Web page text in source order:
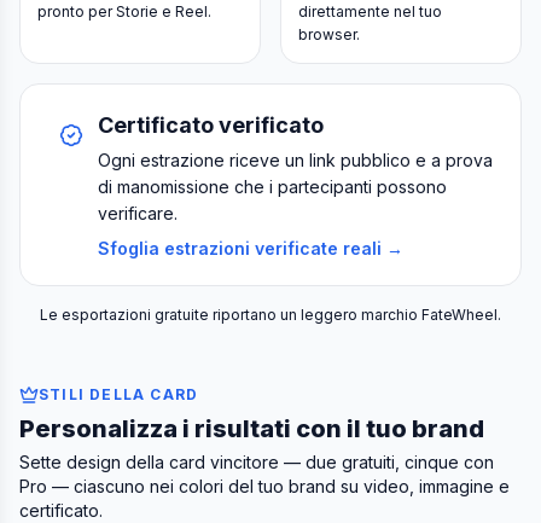
pronto per Storie e Reel.
direttamente nel tuo
browser.
Certificato verificato
Ogni estrazione riceve un link pubblico e a prova
di manomissione che i partecipanti possono
verificare.
Sfoglia estrazioni verificate reali →
Le esportazioni gratuite riportano un leggero marchio FateWheel.
STILI DELLA CARD
Personalizza i risultati con il tuo brand
Sette design della card vincitore — due gratuiti, cinque con
Pro — ciascuno nei colori del tuo brand su video, immagine e
certificato.